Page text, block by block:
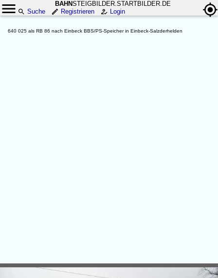
BAHNSTEIGBILDER.STARTBILDER.DE
Suche
Registrieren Login
640 025 als RB 86 nach Einbeck BBS/PS-Speicher in Einbeck-Salzderhelden